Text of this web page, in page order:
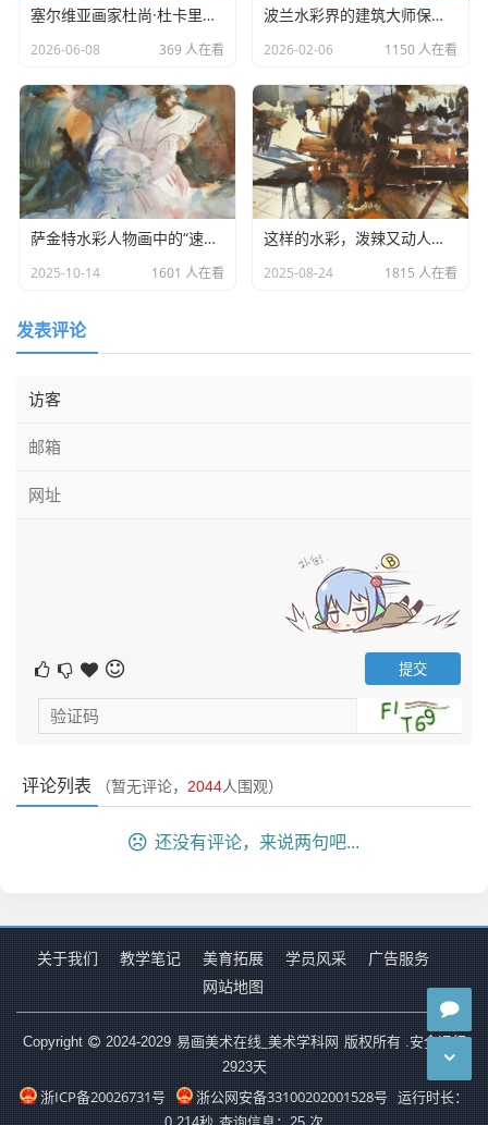
塞尔维亚画家杜尚·杜卡里克水彩作品欣赏
2026-06-08 369 人在看
波兰水彩界的建筑大师保罗·迪莫奇
2026-02-06 1150 人在看
萨金特水彩人物画中的“速写性”与“完整性”
2025-10-14 1601 人在看
这样的水彩，泼辣又动人——
2025-08-24 1815 人在看
发表评论
评论列表 （暂无评论， 2044人围观）
还没有评论，来说两句吧...
关于我们 教学笔记 美育拓展 学员风采
广告服务
网站地图
Copyright 2024-2029 易画美术在线_美术学科网 版权所有 .安全运行
2923天
浙ICP备20026731号 浙公网安备33100202001528号
运行时长：